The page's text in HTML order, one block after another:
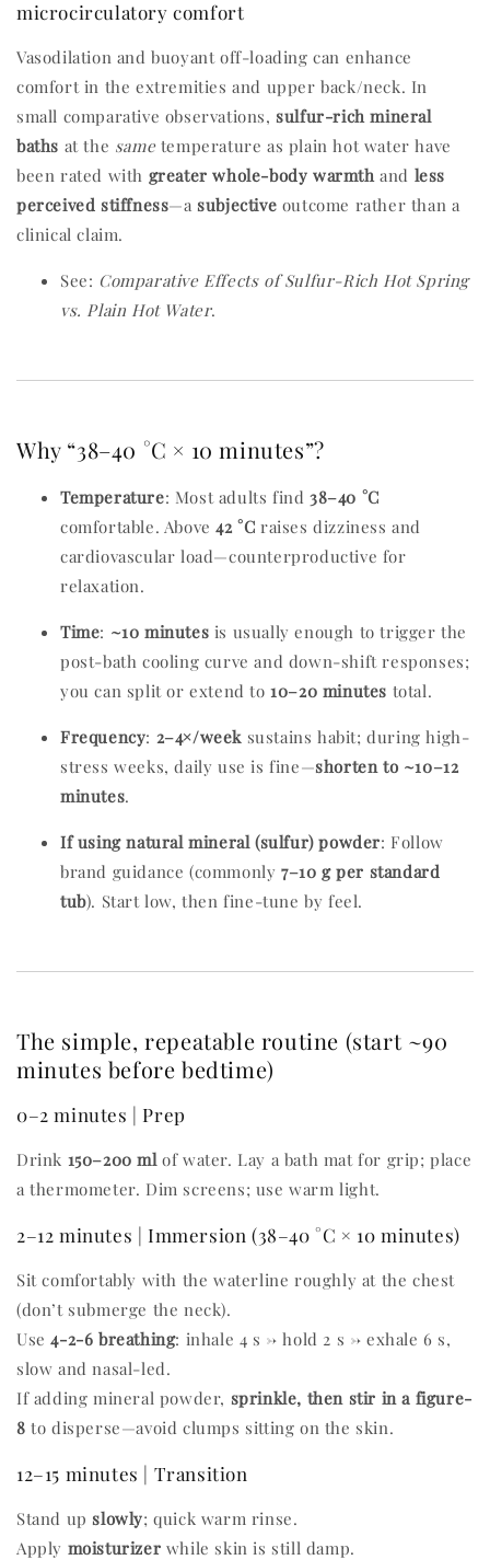
microcirculatory comfort
Vasodilation and buoyant off-loading can enhance
comfort in the extremities and upper back/neck. In
small comparative observations,sulfur-rich mineral
baths at the sametemperature as plain hot water have
been rated with greater whole-body warmthand less
perceived stiffness—asubjective outcome rather than a
clinical claim.
See: Comparative Effects of Sulfur-Rich Hot Spring
vs. Plain Hot Water.
Why “38–40 °C × 10 minutes”?
Temperature: Most adults find38–40 °C
comfortable. Above42 °C raises dizziness and
cardiovascular load—counterproductive for
relaxation.
Time: ~10 minutes is usually enough to trigger the
post-bath cooling curve and down-shift responses;
you can split or extend to10–20 minutes total.
Frequency: 2–4×/week sustains habit; during high-
stress weeks, daily use is fine—shorten to ~10–12
minutes.
If using natural mineral (sulfur) powder: Follow
brand guidance (commonly7–10 g per standard
tub). Start low, then fine-tune by feel.
The simple, repeatable routine (start ~90
minutes before bedtime)
0–2 minutes | Prep
Drink 150–200 ml of water. Lay a bath mat for grip; place
a thermometer. Dim screens; use warm light.
2–12 minutes | Immersion (38–40 °C × 10 minutes)
Sit comfortably with the waterline roughly at the chest
(don’t submerge the neck).
Use4-2-6 breathing: inhale 4 s → hold 2 s → exhale 6 s,
slow and nasal-led.
If adding mineral powder, sprinkle, then stir in a figure-
8 to disperse—avoid clumps sitting on the skin.
12–15 minutes | Transition
Stand up slowly; quick warm rinse.
Apply moisturizer while skin is still damp.